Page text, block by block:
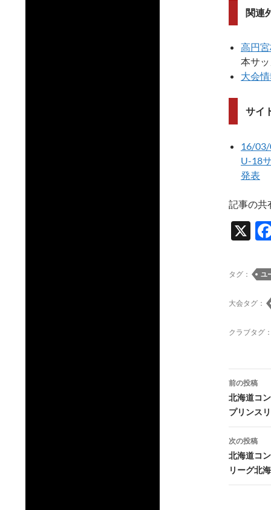
関連
高円
本サ
大会
サイ
16/03/
U-18
発表
記事の共
X
タグ： ユ
大会タグ：
クラブタグ
投
稿
ナ
ビ
ゲ
ー
前の投稿
北海道コ
プリンス
次の投稿
北海道コ
リーグ北